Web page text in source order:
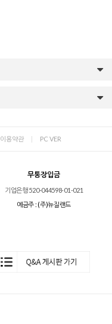
이용약관 PC VER
무통장입금
기업은행 520-044598-01-021
예금주 : (주)뉴질랜드